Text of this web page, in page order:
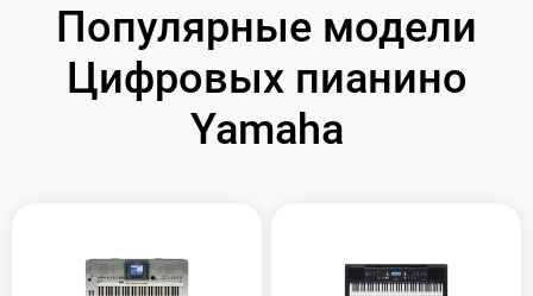
Популярные модели
Цифровых пианино
Yamaha